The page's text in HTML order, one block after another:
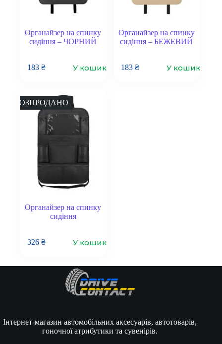
Органайзер на спинку
сидіння – ЧОРНИЙ
183₴ У кошик
Органайзер на спинку
сидіння – БЕЖЕВИЙ
183 ₴ У кошик
РОЗПРОДАНО
Органайзер на спинку
сидіння
326₴ У кошик
Інтернет-магазин автомобільних аксесуарів, автотоварів,
гоночної атрибутики та сувенірів.